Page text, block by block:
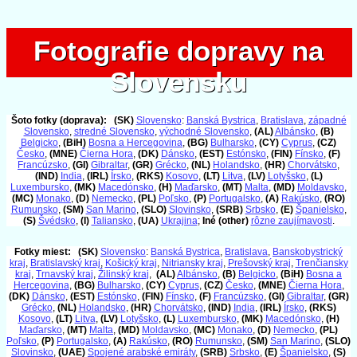
Fotografie dopravy na
Slovensku
Fotografie dopravy na
Slovensku
Šoto fotky (doprava): (SK) Slovensko: Banská Bystrica, Bratislava, západné
Slovensko, stredné Slovensko, východné Slovensko, (AL)Albánsko, (B)
Belgicko, (BiH) Bosna a Hercegovina, (BG) Bulharsko, (CY) Cyprus, (CZ)
Česko, (MNE) Čierna Hora, (DK) Dánsko, (EST) Estónsko, (FIN) Fínsko, (F)
Francúzsko, (GI) Gibraltar, (GR) Grécko, (NL) Holandsko, (HR) Chorvátsko,
(IND) India, (IRL) Írsko, (RKS) Kosovo, (LT) Litva, (LV) Lotyšsko, (L)
Luxembursko, (MK) Macedónsko, (H) Maďarsko, (MT) Malta, (MD) Moldavsko,
(MC) Monako, (D) Nemecko, (PL) Poľsko, (P) Portugalsko, (A) Rakúsko, (RO)
Rumunsko, (SM) San Marino, (SLO) Slovinsko, (SRB) Srbsko, (E) Španielsko,
(S) Švédsko, (I) Taliansko, (UA) Ukrajina; Iné (other) rôzne zaujímavosti.
Fotky miest: (SK) Slovensko: Banská Bystrica, Bratislava, Banskobystrický
kraj, Bratislavský kraj, Košický kraj, Nitriansky kraj, Prešovský kraj, Trenčiansky
kraj, Trnavský kraj, Žilinský kraj, (AL)Albánsko, (B) Belgicko, (BiH) Bosna a
Hercegovina, (BG) Bulharsko, (CY) Cyprus, (CZ) Česko, (MNE) Čierna Hora,
(DK) Dánsko, (EST) Estónsko, (FIN) Fínsko, (F) Francúzsko, (GI) Gibraltar, (GR)
Grécko, (NL) Holandsko, (HR) Chorvátsko, (IND) India, (IRL) Írsko, (RKS)
Kosovo, (LT) Litva, (LV) Lotyšsko, (L) Luxembursko, (MK) Macedónsko, (H)
Maďarsko, (MT) Malta, (MD) Moldavsko, (MC) Monako, (D) Nemecko, (PL)
Poľsko, (P) Portugalsko, (A) Rakúsko, (RO) Rumunsko, (SM) San Marino, (SLO)
Slovinsko, (UAE) Spojené arabské emiráty, (SRB) Srbsko, (E) Španielsko, (S)